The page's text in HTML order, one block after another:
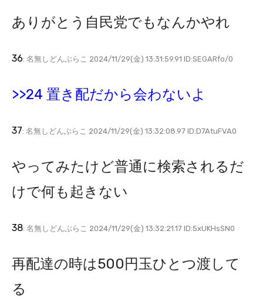
ありがとう自民党でもなんかやれ
36: 名無しどんぶらこ 2024/11/29(金) 13:31:59.91 ID:SEGARfo/0
>>24 置き配だから会わないよ
37: 名無しどんぶらこ 2024/11/29(金) 13:32:08.97 ID:D7AtuFVA0
やってみたけど普通に検索されるだ
けで何も起きない
38: 名無しどんぶらこ 2024/11/29(金) 13:32:21.17 ID:5xUKHsSN0
再配達の時は500円玉ひとつ渡して
る